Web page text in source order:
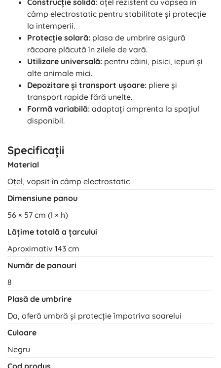
Construcție solidă: oțel rezistent cu vopsea în
câmp electrostatic pentru stabilitate și protecție
la intemperii.
Protecție solară: plasa de umbrire asigură
răcoare plăcută în zilele de vară.
Utilizare universală: pentru câini, pisici, iepuri și
alte animale mici.
Depozitare și transport ușoare: pliere și
transport rapide fără unelte.
Formă variabilă: adaptați amprenta la spațiul
disponibil.
Specificații
Material
Oțel, vopsit în câmp electrostatic
Dimensiune panou
56 × 57 cm (l × h)
Lățime totală a țarcului
Aproximativ 143 cm
Număr de panouri
8
Plasă de umbrire
Da, oferă umbră și protecție împotriva soarelui
Culoare
Negru
Cod produs